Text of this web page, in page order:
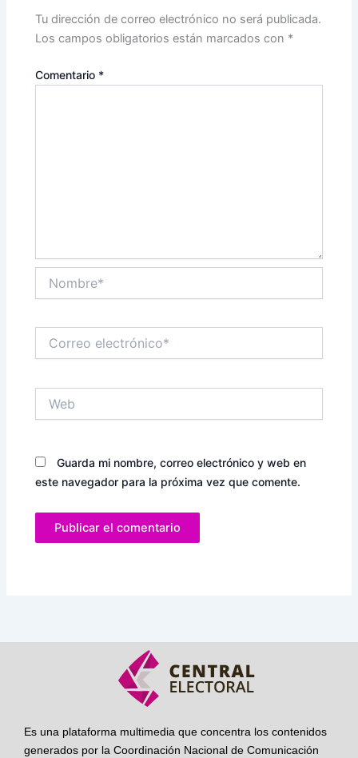
Tu dirección de correo electrónico no será publicada.
Los campos obligatorios están marcados con *
Comentario *
electrónico*
Guarda mi nombre, correo electrónico y web en
este navegador para la próxima vez que comente.
Es una plataforma multimedia que concentra los contenidos
generados por la Coordinación Nacional de Comunicación